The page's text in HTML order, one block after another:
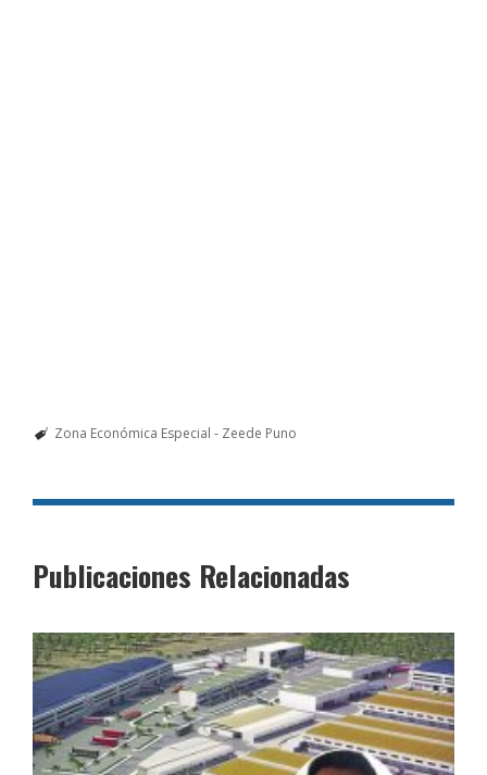
Zona Económica Especial - Zeede Puno
Publicaciones Relacionadas